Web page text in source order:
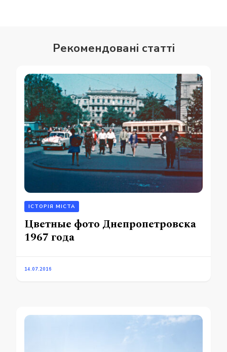
Рекомендовані статті
ІСТОРІЯ МІСТА
Цветные фото Днепропетровска
1967 года
14.07.2016